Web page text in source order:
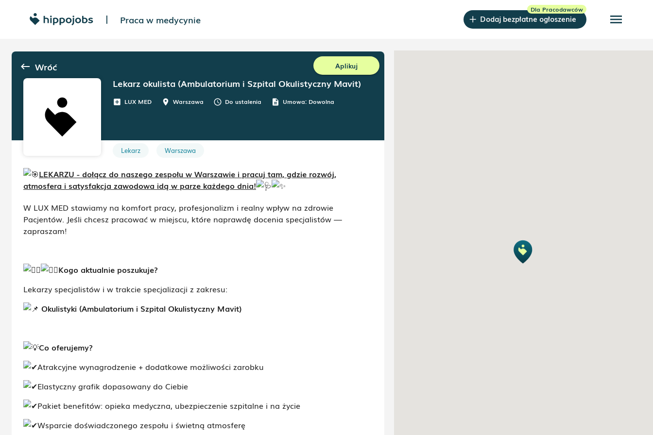
| Praca w medycynie Dodaj bezpłatne ogłoszenie menu
keyboard_backspace Wróć Aplikuj
Lekarz okulista (Ambulatorium i Szpital Okulistyczny Mavit)
add_box LUX MED room Warszawa schedule Do ustalenia description Umowa: Dowolna
Lekarz Warszawa
LEKARZU - dołącz do naszego zespołu w Warszawie i pracuj tam, gdzie rozwój,
atmosfera i satysfakcja zawodowa idą w parze każdego dnia!
W LUX MED stawiamy na komfort pracy, profesjonalizm i realny wpływ na zdrowie
Pacjentów. Jeśli chcesz pracować w miejscu, które naprawdę docenia specjalistów —
zapraszam!
Kogo aktualnie poszukuje?
Lekarzy specjalistów i w trakcie specjalizacji z zakresu:
Okulistyki (Ambulatorium i Szpital Okulistyczny Mavit)
Co oferujemy?
Atrakcyjne wynagrodzenie + dodatkowe możliwości zarobku
Elastyczny grafik dopasowany do Ciebie
Pakiet benefitów: opieka medyczna, ubezpieczenie szpitalne i na życie
Wsparcie doświadczonego zespołu i świetną atmosferę